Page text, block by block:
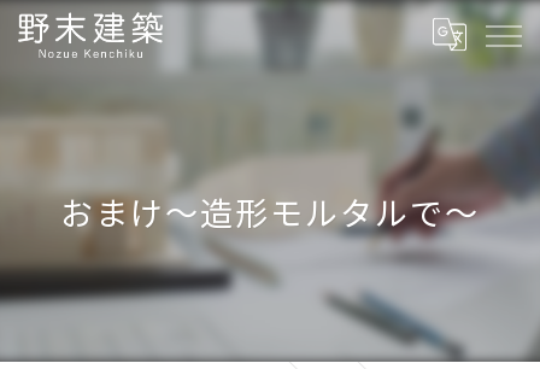
おまけ〜造形モルタルで〜